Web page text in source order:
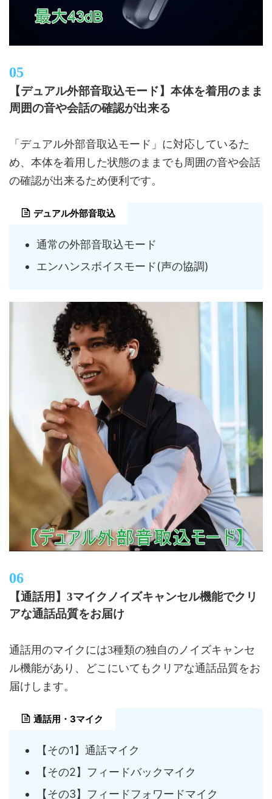
【デュアル外部音取込モード】本体を着用のまま
周囲の音や会話の確認が出来る
「デュアル外部音取込モード」に対応しているた
め、本体を着用した状態のままでも周囲の音や会話
の確認が出来るため便利です。
デュアル外部音取込
通常の外部音取込モード
エンハンスボイスモード(声の協調)
【通話用】3マイクノイズキャンセル機能でクリ
アな通話品質をお届け
通話用のマイクには3種類の独自のノイズキャンセ
ル機能があり、どこにいてもクリアな通話品質をお
届けします。
通話用・3マイク
【その1】通話マイク
【その2】フィードバックマイク
【その3】フィードフォワードマイク